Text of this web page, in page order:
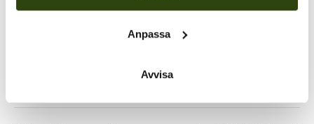
Anpassa
Avvisa
PLATS
Klätterservice Training Center